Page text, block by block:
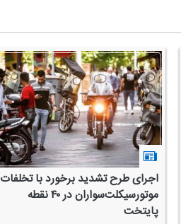
اجرای طرح تشدید برخورد با تخلفات
موتورسیكلت‌سواران در ۴۰ نقطه
پایتخت